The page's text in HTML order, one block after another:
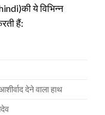
ये विभिन्न
हैं:
देने वाला हाथ